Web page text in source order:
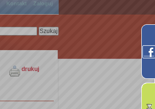
Kontakt Zaloguj
drukuj